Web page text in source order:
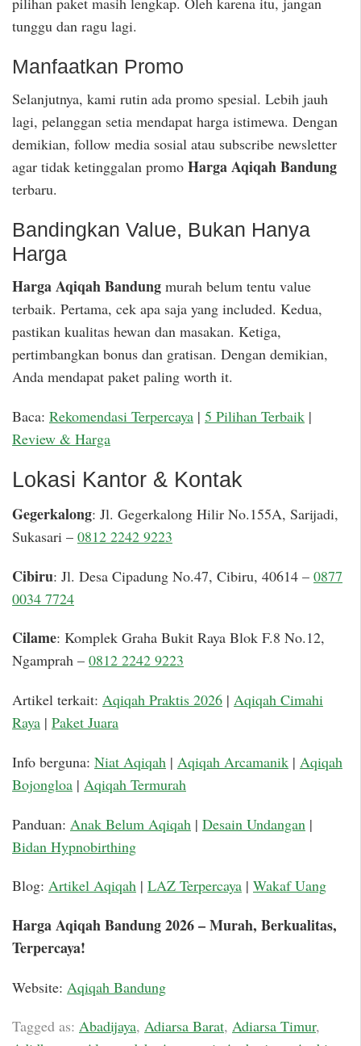
tunggu dan ragu lagi.
Manfaatkan Promo
Selanjutnya, kami rutin ada promo spesial. Lebih jauh
lagi, pelanggan setia mendapat harga istimewa. Dengan
demikian, follow media sosial atau subscribe newsletter
agar tidak ketinggalan promo Harga Aqiqah Bandung
terbaru.
Bandingkan Value, Bukan Hanya
Harga
Harga Aqiqah Bandung murah belum tentu value
terbaik. Pertama, cek apa saja yang included. Kedua,
pastikan kualitas hewan dan masakan. Ketiga,
pertimbangkan bonus dan gratisan. Dengan demikian,
Anda mendapat paket paling worth it.
Baca: Rekomendasi Terpercaya | 5 Pilihan Terbaik |
Review & Harga
Lokasi Kantor & Kontak
Gegerkalong: Jl. Gegerkalong Hilir No.155A, Sarijadi,
Sukasari – 0812 2242 9223
Cibiru: Jl. Desa Cipadung No.47, Cibiru, 40614 – 0877
0034 7724
Cilame: Komplek Graha Bukit Raya Blok F.8 No.12,
Ngamprah – 0812 2242 9223
Artikel terkait: Aqiqah Praktis 2026 | Aqiqah Cimahi
Raya | Paket Juara
Info berguna: Niat Aqiqah | Aqiqah Arcamanik | Aqiqah
Bojongloa | Aqiqah Termurah
Panduan: Anak Belum Aqiqah | Desain Undangan |
Bidan Hypnobirthing
Blog: Artikel Aqiqah | LAZ Terpercaya | Wakaf Uang
Harga Aqiqah Bandung 2026 – Murah, Berkualitas,
Terpercaya!
Website: Aqiqah Bandung
Tagged as: Abadijaya, Adiarsa Barat, Adiarsa Timur,